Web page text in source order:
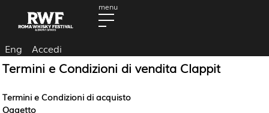
Eng Accedi
Termini e Condizioni di vendita Clappit
Termini e Condizioni di acquisto
Oggetto